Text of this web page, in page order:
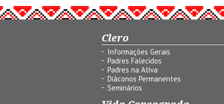
Clero
Informações Gerais
Padres Falecidos
Padres na Ativa
Diáconos Permanentes
Seminários